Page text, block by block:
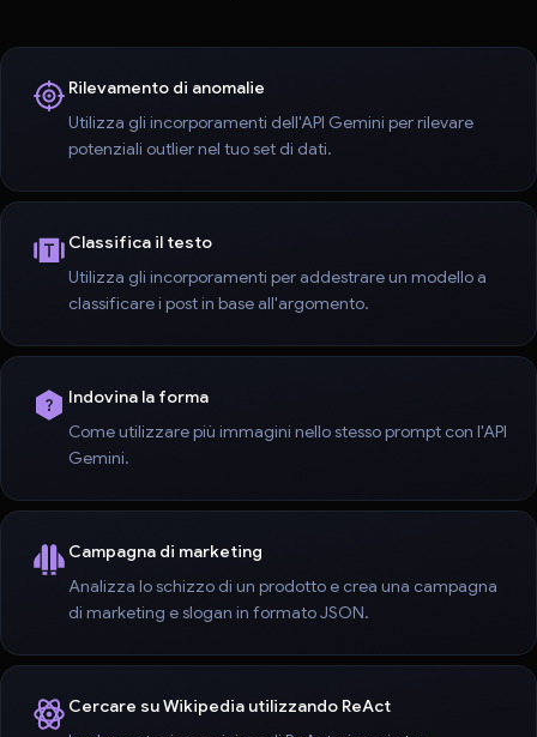
Rilevamento di anomalie
Utilizza gli incorporamenti dell'API Gemini per rilevare
potenziali outlier nel tuo set di dati.
Classifica il testo
Utilizza gli incorporamenti per addestrare un modello a
classificare i post in base all'argomento.
Indovina la forma
Come utilizzare più immagini nello stesso prompt con l'API
Gemini.
Campagna di marketing
Analizza lo schizzo di un prodotto e crea una campagna
di marketing e slogan in formato JSON.
Cercare su Wikipedia utilizzando ReAct